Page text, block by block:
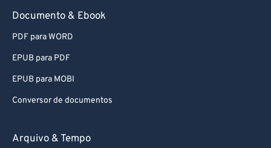
Documento & Ebook
PDF para WORD
EPUB para PDF
EPUB para MOBI
Conversor de documentos
Arquivo & Tempo